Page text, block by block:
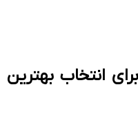
انتخاب بهترین